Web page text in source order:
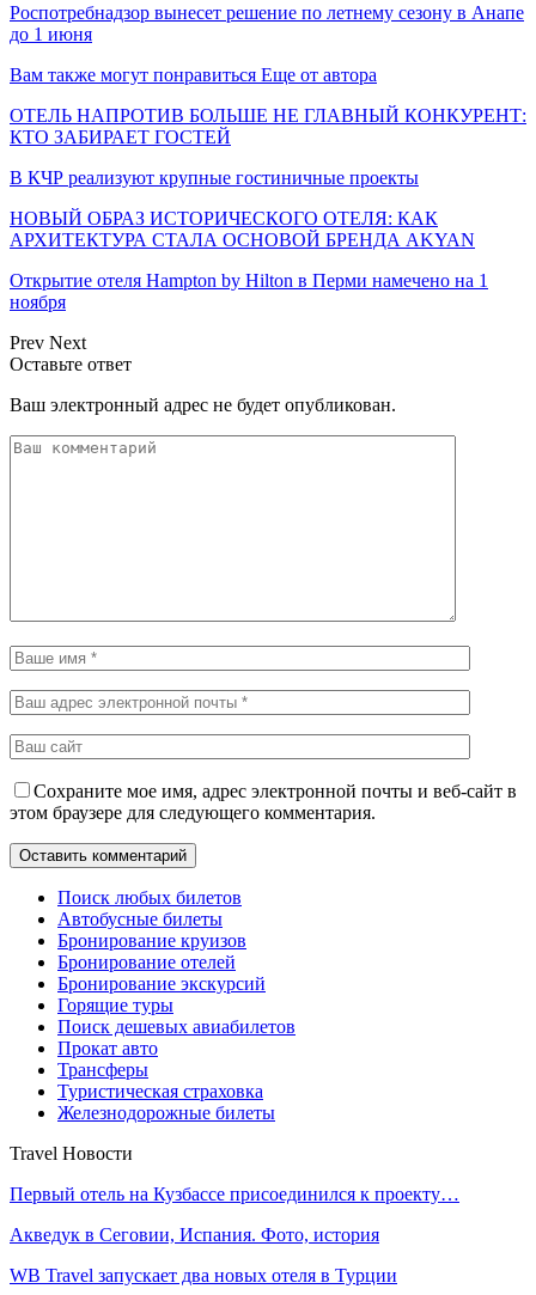
Роспотребнадзор вынесет решение по летнему сезону в Анапе
до 1 июня
Вам также могут понравиться Еще от автора
ОТЕЛЬ НАПРОТИВ БОЛЬШЕ НЕ ГЛАВНЫЙ КОНКУРЕНТ:
КТО ЗАБИРАЕТ ГОСТЕЙ
В КЧР реализуют крупные гостиничные проекты
НОВЫЙ ОБРАЗ ИСТОРИЧЕСКОГО ОТЕЛЯ: КАК
АРХИТЕКТУРА СТАЛА ОСНОВОЙ БРЕНДА AKYAN
Открытие отеля Hampton by Hilton в Перми намечено на 1
ноября
Prev Next
Оставьте ответ
Ваш электронный адрес не будет опубликован.
Сохраните мое имя, адрес электронной почты и веб-сайт в
этом браузере для следующего комментария.
Поиск любых билетов
Автобусные билеты
Бронирование круизов
Бронирование отелей
Бронирование экскурсий
Горящие туры
Поиск дешевых авиабилетов
Прокат авто
Трансферы
Туристическая страховка
Железнодорожные билеты
Travel Новости
Первый отель на Кузбассе присоединился к проекту…
Акведук в Сеговии, Испания. Фото, история
WB Travel запускает два новых отеля в Турции